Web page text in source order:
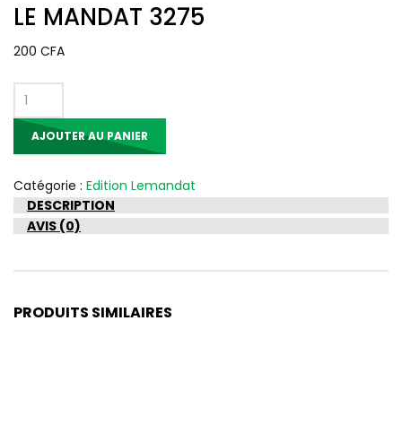
LE MANDAT 3275
200 CFA
quantité
de
3275
AJOUTER AU PANIER
Catégorie : Edition Lemandat
DESCRIPTION
AVIS (0)
PRODUITS SIMILAIRES